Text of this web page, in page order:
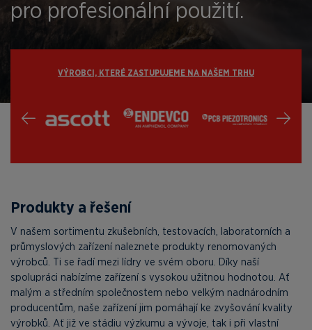
pro profesionální použití.
VÝROBCI, KTERÉ ZASTUPUJEME NA NAŠEM TRHU
Produkty a řešení
V našem sortimentu zkušebních, testovacích, laboratorních a
průmyslových zařízení naleznete produkty renomovaných
výrobců. Ti se řadí mezi lídry ve svém oboru. Díky naší
spolupráci nabízíme zařízení s vysokou užitnou hodnotou. Ať
malým a středním společnostem nebo velkým nadnárodním
producentům, naše zařízení jim pomáhají ke zvyšování kvality
výrobků. Ať již ve stádiu výzkumu a vývoje, tak i při vlastní